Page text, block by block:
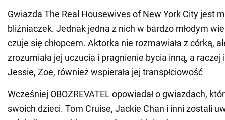
Gwiazda The Real Housewives of New York City jest
bliźniaczek. Jednak jedna z nich w bardzo młodym
czuje się chłopcem. Aktorka nie rozmawiała z córką,
zrozumiała jej uczucia i pragnienie bycia inną, a raczej
Jessie, Zoe, również wspierała jej transpłciowość
Wcześniej OBOZREVATEL opowiadał o gwiazdach,
swoich dzieci. Tom Cruise, Jackie Chan i inni zostali